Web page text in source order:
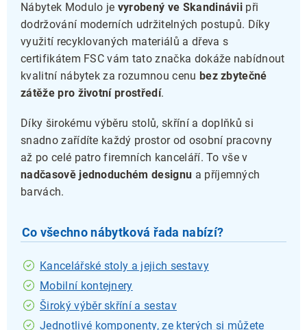
Nábytek Modulo je vyrobený ve Skandinávii při
dodržování moderních udržitelných postupů. Díky
využití recyklovaných materiálů a dřeva s
certifikátem FSC vám tato značka dokáže nabídnout
kvalitní nábytek za rozumnou cenu bez zbytečné
zátěže pro životní prostředí.
Díky širokému výběru stolů, skříní a doplňků si
snadno zařídíte každý prostor od osobní pracovny
až po celé patro firemních kanceláří. To vše v
nadčasově jednoduchém designu a příjemných
barvách.
Co všechno nábytková řada nabízí?
Kancelářské stoly a jejich sestavy
Mobilní kontejnery
Široký výběr skříní a sestav
Jednotlivé komponenty, ze kterých si můžete